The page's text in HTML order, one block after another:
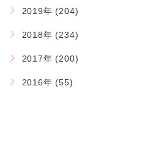
2019年 (204)
2018年 (234)
2017年 (200)
2016年 (55)